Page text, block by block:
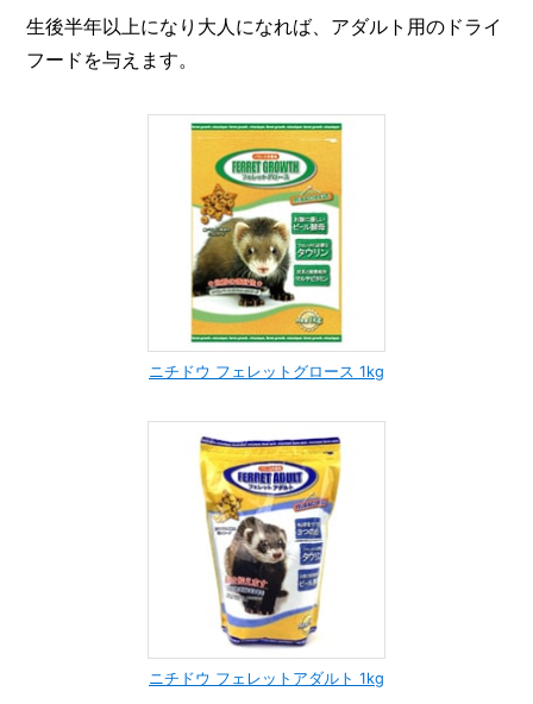
生後半年以上になり大人になれば、アダルト用のドライ
フードを与えます。
ニチドウ フェレットグロース 1kg
ニチドウ フェレットアダルト 1kg